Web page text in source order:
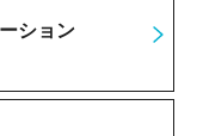
ション